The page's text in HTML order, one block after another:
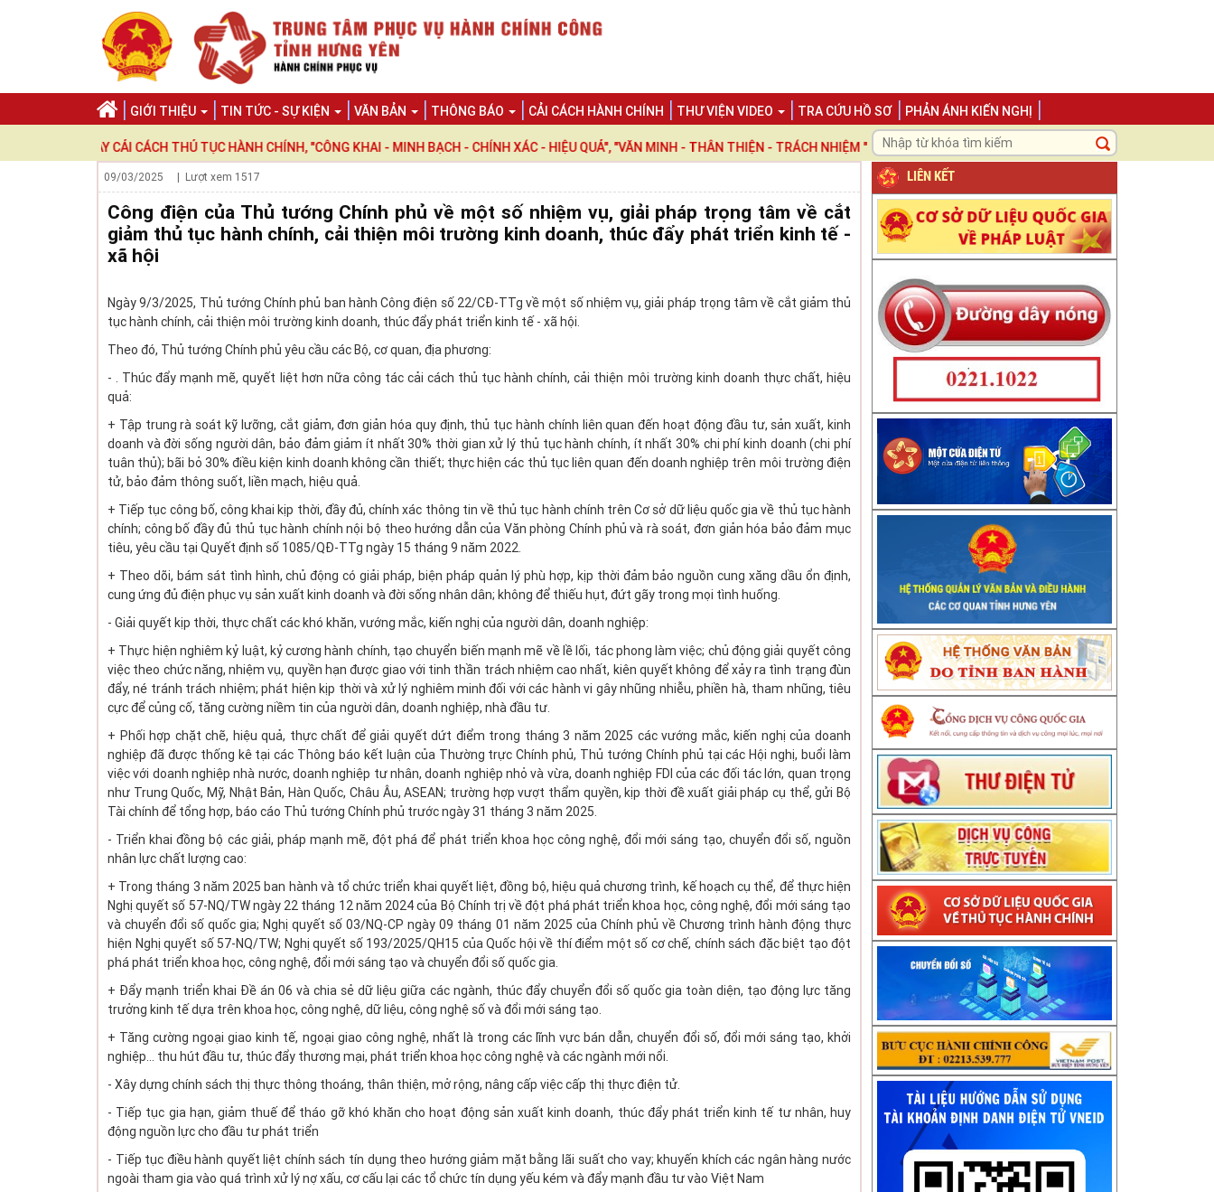
GIỚI THIỆU TIN TỨC - SỰ KIỆN VĂN BẢN THÔNG BÁO CẢI CÁCH HÀNH CHÍNH THƯ VIỆN VIDEO TRA CỨU HỒ SƠ PHẢN ÁNH KIẾN NGHỊ
TAY CẢI CÁCH THỦ TỤC HÀNH CHÍNH, "CÔNG KHAI - MINH BẠCH - CHÍNH XÁC - HIỆU QUẢ", "VĂN MINH - THÂN THIỆN - TRÁCH NHIỆM ", LẤY NGƯỜI DÂN VÀ DOANH NGHIỆP LÀM TRUNG TÂM ĐỂ PHỤC
09/03/2025 | Lượt xem 1517
Công điện của Thủ tướng Chính phủ về một số nhiệm vụ, giải pháp trọng tâm về cắt
giảm thủ tục hành chính, cải thiện môi trường kinh doanh, thúc đẩy phát triển kinh tế -
xã hội
Ngày 9/3/2025, Thủ tướng Chính phủ ban hành Công điện số 22/CĐ-TTg về một số nhiệm vụ, giải pháp trọng tâm về cắt giảm thủ
tục hành chính, cải thiện môi trường kinh doanh, thúc đẩy phát triển kinh tế - xã hội.
Theo đó, Thủ tướng Chính phủ yêu cầu các Bộ, cơ quan, địa phương:
- . Thúc đẩy mạnh mẽ, quyết liệt hơn nữa công tác cải cách thủ tục hành chính, cải thiện môi trường kinh doanh thực chất, hiệu
quả:
+ Tập trung rà soát kỹ lưỡng, cắt giảm, đơn giản hóa quy định, thủ tục hành chính liên quan đến hoạt động đầu tư, sản xuất, kinh
doanh và đời sống người dân, bảo đảm giảm ít nhất 30% thời gian xử lý thủ tục hành chính, ít nhất 30% chi phí kinh doanh (chi phí
tuân thủ); bãi bỏ 30% điều kiện kinh doanh không cần thiết; thực hiện các thủ tục liên quan đến doanh nghiệp trên môi trường điện
tử, bảo đảm thông suốt, liền mạch, hiệu quả.
+ Tiếp tục công bố, công khai kịp thời, đầy đủ, chính xác thông tin về thủ tục hành chính trên Cơ sở dữ liệu quốc gia về thủ tục hành
chính; công bố đầy đủ thủ tục hành chính nội bộ theo hướng dẫn của Văn phòng Chính phủ và rà soát, đơn giản hóa bảo đảm mục
tiêu, yêu cầu tại Quyết định số 1085/QĐ-TTg ngày 15 tháng 9 năm 2022.
+ Theo dõi, bám sát tình hình, chủ động có giải pháp, biện pháp quản lý phù hợp, kịp thời đảm bảo nguồn cung xăng dầu ổn định,
cung ứng đủ điện phục vụ sản xuất kinh doanh và đời sống nhân dân; không để thiếu hụt, đứt gãy trong mọi tình huống.
- Giải quyết kịp thời, thực chất các khó khăn, vướng mắc, kiến nghị của người dân, doanh nghiệp:
+ Thực hiện nghiêm kỷ luật, kỷ cương hành chính, tạo chuyển biến mạnh mẽ về lề lối, tác phong làm việc; chủ động giải quyết công
việc theo chức năng, nhiệm vụ, quyền hạn được giao với tinh thần trách nhiệm cao nhất, kiên quyết không để xảy ra tình trạng đùn
đẩy, né tránh trách nhiệm; phát hiện kịp thời và xử lý nghiêm minh đối với các hành vi gây nhũng nhiễu, phiền hà, tham nhũng, tiêu
cực để củng cố, tăng cường niềm tin của người dân, doanh nghiệp, nhà đầu tư.
+ Phối hợp chặt chẽ, hiệu quả, thực chất để giải quyết dứt điểm trong tháng 3 năm 2025 các vướng mắc, kiến nghị của doanh
nghiệp đã được thống kê tại các Thông báo kết luận của Thường trực Chính phủ, Thủ tướng Chính phủ tại các Hội nghị, buổi làm
việc với doanh nghiệp nhà nước, doanh nghiệp tư nhân, doanh nghiệp nhỏ và vừa, doanh nghiệp FDI của các đối tác lớn, quan trọng
như Trung Quốc, Mỹ, Nhật Bản, Hàn Quốc, Châu Âu, ASEAN; trường hợp vượt thẩm quyền, kịp thời đề xuất giải pháp cụ thể, gửi Bộ
Tài chính để tổng hợp, báo cáo Thủ tướng Chính phủ trước ngày 31 tháng 3 năm 2025.
- Triển khai đồng bộ các giải, pháp mạnh mẽ, đột phá để phát triển khoa học công nghệ, đổi mới sáng tạo, chuyển đổi số, nguồn
nhân lực chất lượng cao:
+ Trong tháng 3 năm 2025 ban hành và tổ chức triển khai quyết liệt, đồng bộ, hiệu quả chương trình, kế hoạch cụ thể, để thực hiện
Nghị quyết số 57-NQ/TW ngày 22 tháng 12 năm 2024 của Bộ Chính trị về đột phá phát triển khoa học, công nghệ, đổi mới sáng tạo
và chuyển đổi số quốc gia; Nghị quyết số 03/NQ-CP ngày 09 tháng 01 năm 2025 của Chính phủ về Chương trình hành động thực
hiện Nghị quyết số 57-NQ/TW; Nghị quyết số 193/2025/QH15 của Quốc hội về thí điểm một số cơ chế, chính sách đặc biệt tạo đột
phá phát triển khoa học, công nghệ, đổi mới sáng tạo và chuyển đổi số quốc gia.
+ Đẩy mạnh triển khai Đề án 06 và chia sẻ dữ liệu giữa các ngành, thúc đẩy chuyển đổi số quốc gia toàn diện, tạo động lực tăng
trưởng kinh tế dựa trên khoa học, công nghệ, dữ liệu, công nghệ số và đổi mới sáng tạo.
+ Tăng cường ngoại giao kinh tế, ngoại giao công nghệ, nhất là trong các lĩnh vực bán dẫn, chuyển đổi số, đổi mới sáng tạo, khởi
nghiệp... thu hút đầu tư, thúc đẩy thương mại, phát triển khoa học công nghệ và các ngành mới nổi.
- Xây dựng chính sách thị thực thông thoáng, thân thiện, mở rộng, nâng cấp việc cấp thị thực điện tử.
- Tiếp tục gia hạn, giảm thuế để tháo gỡ khó khăn cho hoạt động sản xuất kinh doanh, thúc đẩy phát triển kinh tế tư nhân, huy
động nguồn lực cho đầu tư phát triển
- Tiếp tục điều hành quyết liệt chính sách tín dụng theo hướng giảm mặt bằng lãi suất cho vay; khuyến khích các ngân hàng nước
ngoài tham gia vào quá trình xử lý nợ xấu, cơ cấu lại các tổ chức tín dụng yếu kém và đẩy mạnh đầu tư vào Việt Nam
LIÊN KẾT